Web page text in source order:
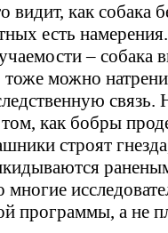
как собака
есть
– собака
можно
как бобры
строят
программы, а не